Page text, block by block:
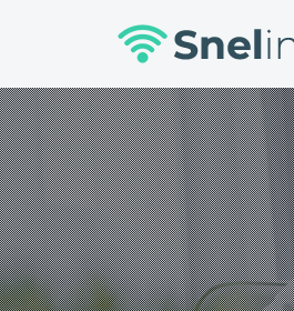
Skip
to
content